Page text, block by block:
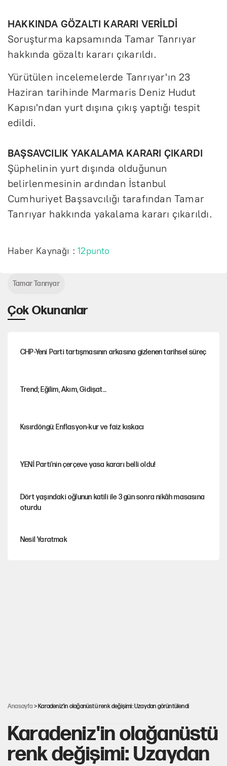
HAKKINDA GÖZALTI KARARI VERİLDİ
Soruşturma kapsamında Tamar Tanrıyar
hakkında gözaltı kararı çıkarıldı.
Yürütülen incelemelerde Tanrıyar'ın 23
Haziran tarihinde Marmaris Deniz Hudut
Kapısı'ndan yurt dışına çıkış yaptığı tespit
edildi.
BAŞSAVCILIK YAKALAMA KARARI ÇIKARDI
Şüphelinin yurt dışında olduğunun
belirlenmesinin ardından İstanbul
Cumhuriyet Başsavcılığı tarafından Tamar
Tanrıyar hakkında yakalama kararı çıkarıldı.
Haber Kaynağı :12punto
Çok Okunanlar
CHP-Yeni Parti tartışmasının arkasına gizlenen tarihsel süreç
Trend; Eğilim, Akım, Gidişat…
Kısırdöngü: Enflasyon-kur ve faiz kıskacı
YENİ Parti'nin çerçeve yasa kararı belli oldu!
Dört yaşındaki oğlunun katili ile 3 gün sonra nikâh masasına
oturdu
Nesil Yaratmak
Tamar Tanrıyar
Anasayfa > Karadeniz'in olağanüstü renk değişimi: Uzaydan görüntülendi
Karadeniz'in olağanüstü
renk değişimi: Uzaydan